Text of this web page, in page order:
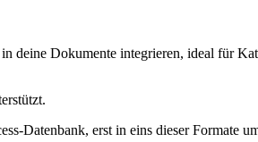
Dokumente integrieren, ideal für
Datenbank, erst in eins dieser Formate